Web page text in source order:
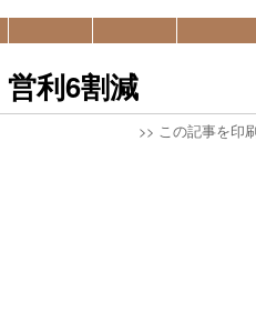
利6割減
>> この記事を印